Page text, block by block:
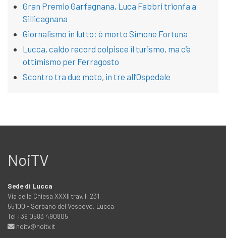
Gran Premio Garfagnana, Luca Fabbri trionfa a
Sillicagnana
Giornalismo in lutto: è morto Simone Fortuna
Lucca, caldo record colpisce il turismo, ma c’è
ottimismo per Ferragosto
Scontro tra due moto, in tre all’Ospedale
NoiTV
Sede di Lucca
Via della Chiesa XXXII trav. I, 231
55100 - Sorbano del Vescovo, Lucca
Tel +39 0583 490805
noitv@noitv.it